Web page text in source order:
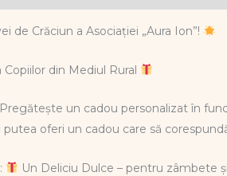
de Crăciun a Asociației „Aura Ion”!
din Mediul Rural
un cadou personalizat în
putea oferi un cadou care să
Un Deliciu Dulce – pentru zâmbete